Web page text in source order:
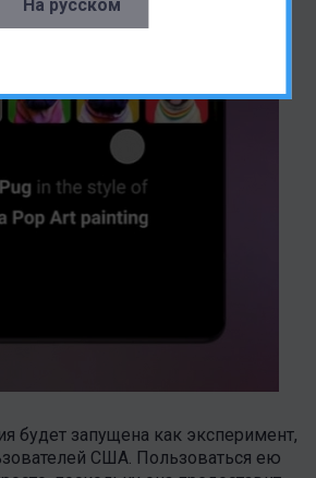
На русском
будет запущена как эксперимент,
США. Пользоваться ею